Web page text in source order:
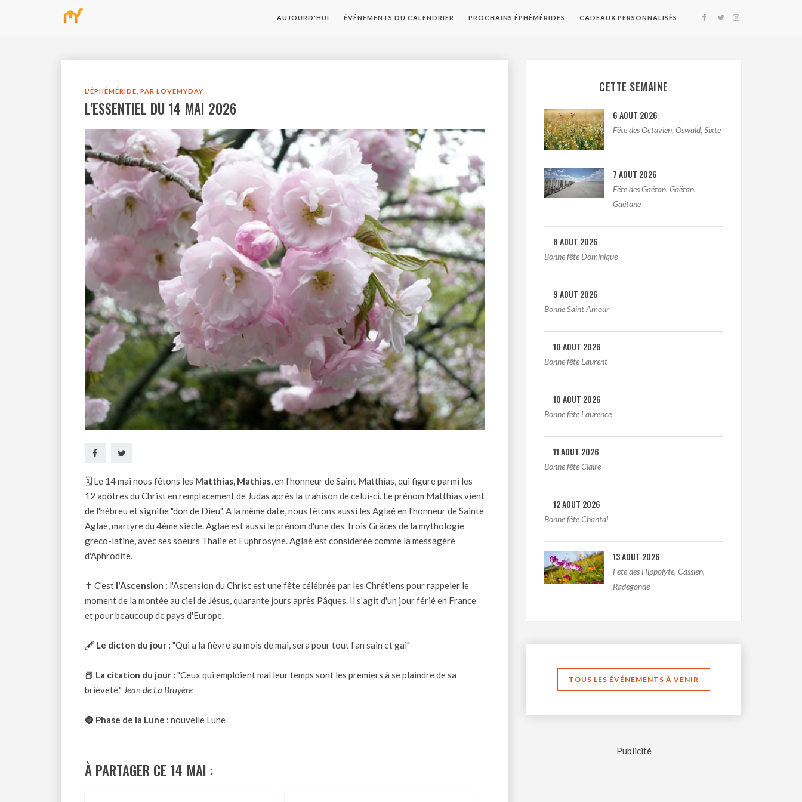
AUJOURD'HUI ÉVÉNEMENTS DU CALENDRIER PROCHAINS ÉPHÉMÉRIDES CADEAUX PERSONNALISÉS
L'ÉPHÉMÉRIDE, PAR LOVEMYDAY
L'ESSENTIEL DU 14 MAI 2026
🗓 Le 14 mai nous fêtons les Matthias, Mathias, en l'honneur de Saint Matthias, qui figure parmi les
12 apôtres du Christ en remplacement de Judas après la trahison de celui-ci. Le prénom Matthias vient
de l'hébreu et signifie "don de Dieu". A la même date, nous fêtons aussi les Aglaé en l'honneur de Sainte
Aglaé, martyre du 4ème siècle. Aglaé est aussi le prénom d'une des Trois Grâces de la mythologie
greco-latine, avec ses soeurs Thalie et Euphrosyne. Aglaé est considérée comme la messagère
d'Aphrodite.
✝ C'est l'Ascension : l'Ascension du Christ est une fête célébrée par les Chrétiens pour rappeler le
moment de la montée au ciel de Jésus, quarante jours après Pâques. Il s'agit d'un jour férié en France
et pour beaucoup de pays d'Europe.
🖋 Le dicton du jour : "Qui a la fièvre au mois de mai, sera pour tout l'an sain et gai"
📕 La citation du jour : "Ceux qui emploient mal leur temps sont les premiers à se plaindre de sa
brièveté." Jean de La Bruyère
🌚 Phase de la Lune : nouvelle Lune
À PARTAGER CE 14 MAI :
CETTE SEMAINE
6 AOUT 2026
Fëte des Octavien, Oswald, Sixte
7 AOUT 2026
Fëte des Gaétan, Gaëtan,
Gaétane
8 AOUT 2026
Bonne fête Dominique
9 AOUT 2026
Bonne Saint Amour
10 AOUT 2026
Bonne fête Laurent
10 AOUT 2026
Bonne fête Laurence
11 AOUT 2026
Bonne fête Claire
12 AOUT 2026
Bonne fête Chantal
13 AOUT 2026
Fëte des Hippolyte, Cassien,
Radegonde
TOUS LES ÉVÉNEMENTS À VENIR
Publicité